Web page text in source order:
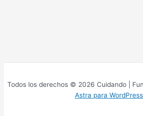
Todos los derechos © 2026 Cuidando |
Astra para WordPress